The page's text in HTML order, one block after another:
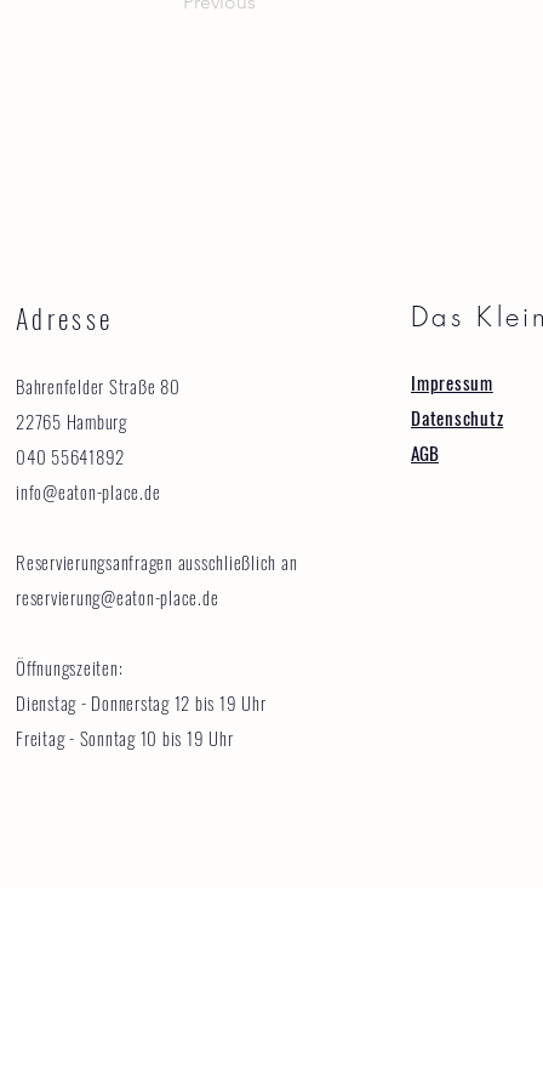
Adresse
Bahrenfelder Straße 80
22765 Hamburg
040 55641892
info@eaton-place.de
Reservierungsanfragen ausschließlich an
reservierung@eaton-place.de
Öffnungszeiten:
Dienstag - Donnerstag 12 bis 19 Uhr
Freitag - Sonntag 10 bis 19 Uhr
Das
Impressum
Datenschutz
AGB